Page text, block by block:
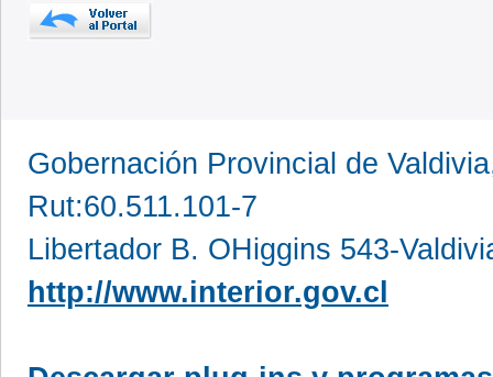
Gobernación Provincial de
Rut:60.511.101-7
Libertador B. OHiggins 543-
http://www.interior.gov.cl